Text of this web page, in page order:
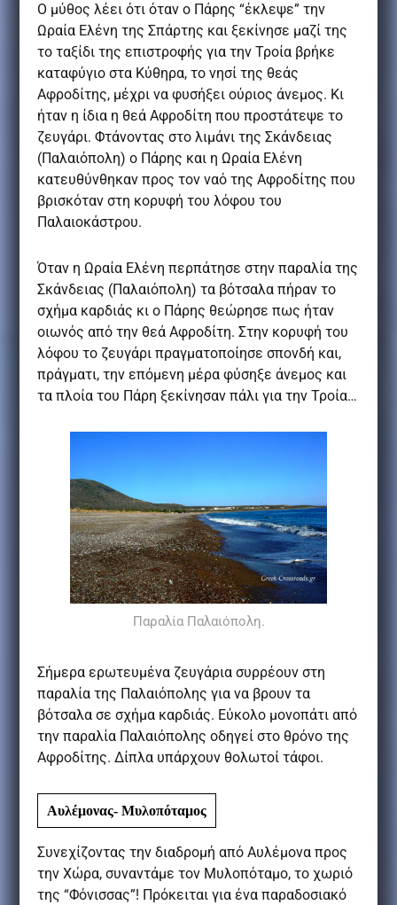
Ο μύθος λέει ότι όταν ο Πάρης “έκλεψε” την
Ωραία Ελένη της Σπάρτης και ξεκίνησε μαζί της
το ταξίδι της επιστροφής για την Τροία βρήκε
καταφύγιο στα Κύθηρα, το νησί της θεάς
Αφροδίτης, μέχρι να φυσήξει ούριος άνεμος. Κι
ήταν η ίδια η θεά Αφροδίτη που προστάτεψε το
ζευγάρι. Φτάνοντας στο λιμάνι της Σκάνδειας
(Παλαιόπολη) ο Πάρης και η Ωραία Ελένη
κατευθύνθηκαν προς τον ναό της Αφροδίτης που
βρισκόταν στη κορυφή του λόφου του
Παλαιοκάστρου.
Όταν η Ωραία Ελένη περπάτησε στην παραλία της
Σκάνδειας (Παλαιόπολη) τα βότσαλα πήραν το
σχήμα καρδιάς κι ο Πάρης θεώρησε πως ήταν
οιωνός από την θεά Αφροδίτη. Στην κορυφή του
λόφου το ζευγάρι πραγματοποίησε σπονδή και,
πράγματι, την επόμενη μέρα φύσηξε άνεμος και
τα πλοία του Πάρη ξεκίνησαν πάλι για την Τροία…
Παραλία Παλαιόπολη.
Σήμερα ερωτευμένα ζευγάρια συρρέουν στη
παραλία της Παλαιόπολης για να βρουν τα
βότσαλα σε σχήμα καρδιάς. Εύκολο μονοπάτι από
την παραλία Παλαιόπολης οδηγεί στο θρόνο της
Αφροδίτης. Δίπλα υπάρχουν θολωτοί τάφοι.
Αυλέμονας- Μυλοπόταμος
Συνεχίζοντας την διαδρομή από Αυλέμονα προς
την Χώρα, συναντάμε τον Μυλοπόταμο, το χωριό
της “Φόνισσας”! Πρόκειται για ένα παραδοσιακό